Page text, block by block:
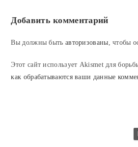
Добавить комментарий
Вы должны быть авторизованы , чтобы
Этот сайт использует Akismet для
как обрабатываются ваши данные